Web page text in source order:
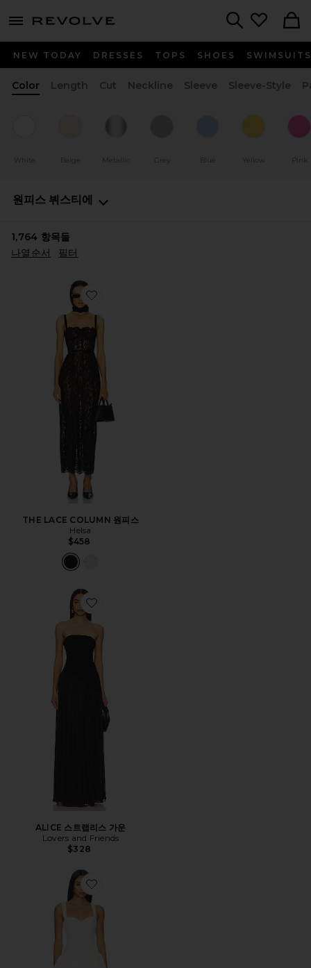
menu - shows more content
NEW TODAY DRESSES TOPS SHOES SWIMSUITS
Color Length Cut Neckline Sleeve Sleeve-Style
White Beige Metallic Grey Blue Yellow Pink
원피스 뷔스티에
1,764 항목들
나열순서
필터
Favorite THE LACE COLUMN 원피스
THE LACE COLUMN 원피스
Helsa
$458
Favorite ALICE 스트랩리스 가운
ALICE 스트랩리스 가운
Lovers and Friends
$328
Favorite THEA 원피스